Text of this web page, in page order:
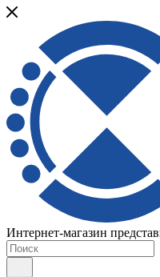
Интернет-магазин